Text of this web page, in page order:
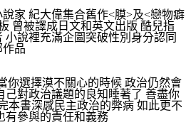
家 紀大偉集合舊作<膜>及<戀物癖
曾被譯成日文和英文出版 酷兒指
小說裡充滿企圖突破性別身分認同
作品
你選擇漠不關心的時候 政治仍然會
己對政治議題的良知睡著了 善盡你
本書深感民主政治的弊病 如此更不
有參與的責任和義務